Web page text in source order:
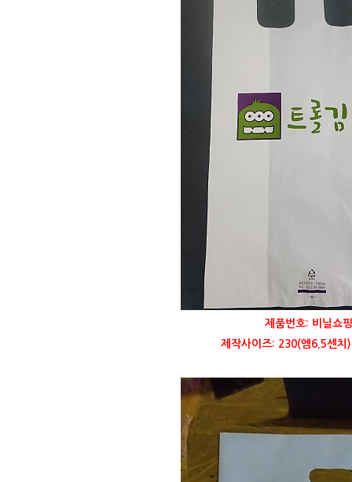
제품번호: 비닐쇼
제작사이즈: 230(엠6.5센치